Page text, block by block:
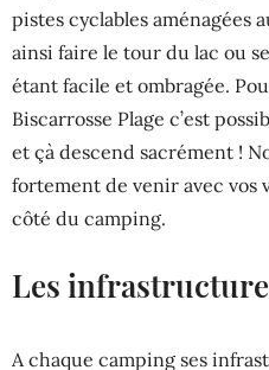
pistes cyclables aménagées
ainsi faire le tour du lac ou
étant facile et ombragée.
Biscarrosse Plage c’est
et çà descend sacrément !
fortement de venir avec vos
côté du camping.
Les
A chaque camping ses